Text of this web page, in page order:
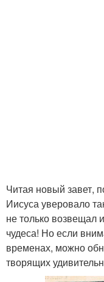
Читая новый завет,
Иисуса уверовало
не только возвещал
чудеса! Но если
временах, можно
творящих